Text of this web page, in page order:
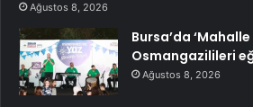
Ağustos 8, 2026
Bursa’da
Osmangazilileri
Ağustos 8, 2026